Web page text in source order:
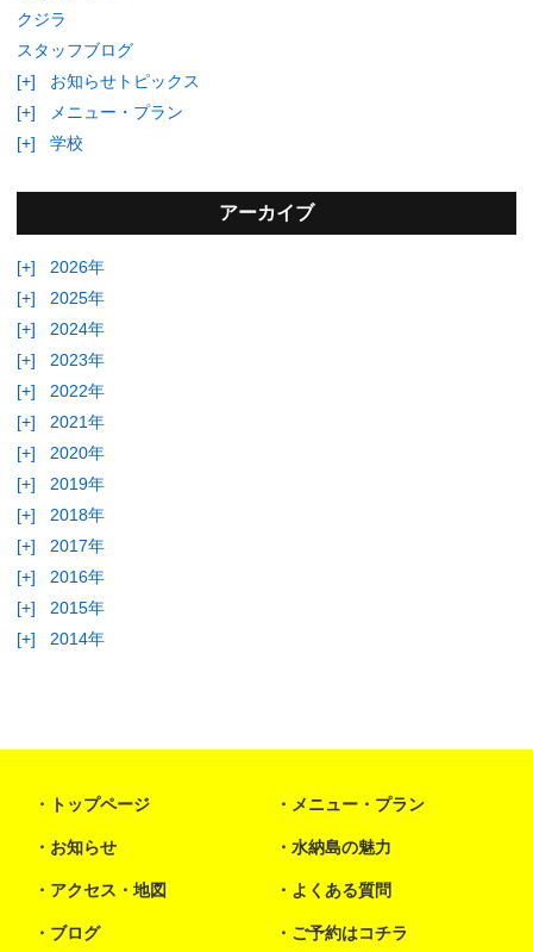
クジラ
スタッフブログ
[+]
お知らせトピックス
[+]
メニュー・プラン
[+]
学校
アーカイブ
[+]
2026年
[+]
2025年
[+]
2024年
[+]
2023年
[+]
2022年
[+]
2021年
[+]
2020年
[+]
2019年
[+]
2018年
[+]
2017年
[+]
2016年
[+]
2015年
[+]
2014年
トップページ メニュー・プラン
お知らせ 水納島の魅力
アクセス・地図 よくある質問
ブログ ご予約はコチラ